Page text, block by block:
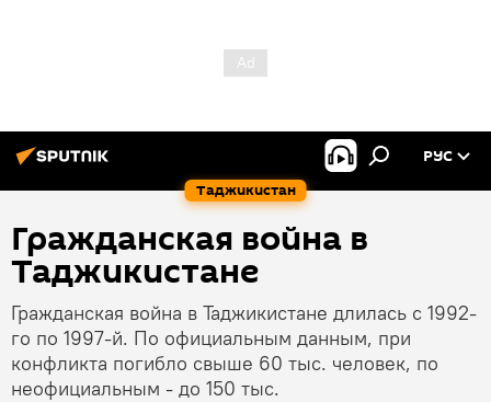
Таджикистан
РУС
Гражданская война в
Таджикистане
Гражданская война в Таджикистане длилась с 1992-
го по 1997-й. По официальным данным, при
конфликта погибло свыше 60 тыс. человек, по
неофициальным - до 150 тыс.